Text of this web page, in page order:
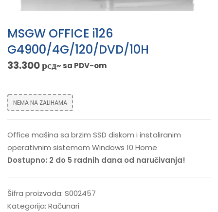
MSGW OFFICE i126
G4900/4G/120/DVD/10H
33.300рсд~ sa PDV-om
NEMA NA ZALIHAMA
Office mašina sa brzim SSD diskom i instaliranim
operativnim sistemom Windows 10 Home
Dostupno: 2 do 5 radnih dana od naručivanja!
Šifra proizvoda: S002457
Kategorija: Računari